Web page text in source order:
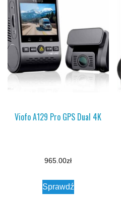
Viofo A129 Pro GPS Dual 4K
965.00zł
Sprawdź